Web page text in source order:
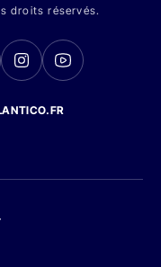
droits réservés.